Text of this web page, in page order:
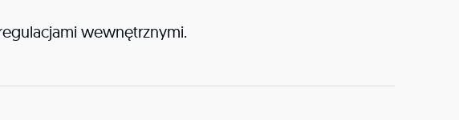
wewnętrznymi.